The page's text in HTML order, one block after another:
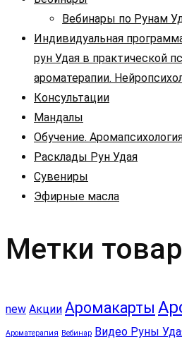
Вебинары по Рунам
Индивидуальная
рун Удая в практической
ароматерапии.
Консультации
Мандалы
Обучение.
Расклады Рун Удая
Сувениры
Эфирные масла
Метки
new Акции Аромакарты
Ароматерапия Вебинар Видео Руны